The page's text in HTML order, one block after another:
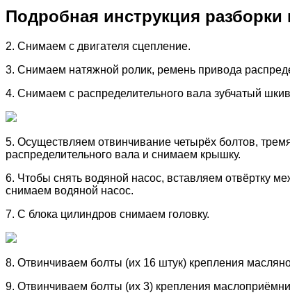
Подробная инструкция
2. Снимаем с двигателя сцепление.
3. Снимаем натяжной ролик, ремень привода
4. Снимаем с распределительного вала зубчатый
5. Осуществляем отвинчивание четырёх болтов,
распределительного вала и снимаем крышку.
6. Чтобы снять водяной насос, вставляем отвёртку
снимаем водяной насос.
7. С блока цилиндров снимаем головку.
8. Отвинчиваем болты (их 16 штук) крепления
9. Отвинчиваем болты (их 3) крепления